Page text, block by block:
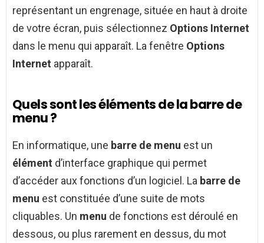
représentant un engrenage, située en haut à droite
de votre écran, puis sélectionnez Options Internet
dans le menu qui apparaît. La fenêtre Options
Internet apparaît.
Quels sont les éléments de la barre de
menu ?
En informatique, une barre de menu est un
élément d’interface graphique qui permet
d’accéder aux fonctions d’un logiciel. La barre de
menu est constituée d’une suite de mots
cliquables. Un menu de fonctions est déroulé en
dessous, ou plus rarement en dessus, du mot